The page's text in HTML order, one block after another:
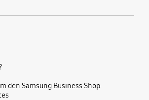
den Samsung Business Shop